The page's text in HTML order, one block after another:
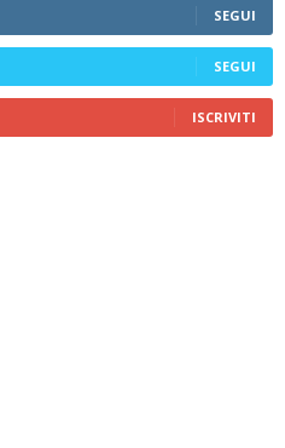
SEGUI
SEGUI
ISCRIVITI